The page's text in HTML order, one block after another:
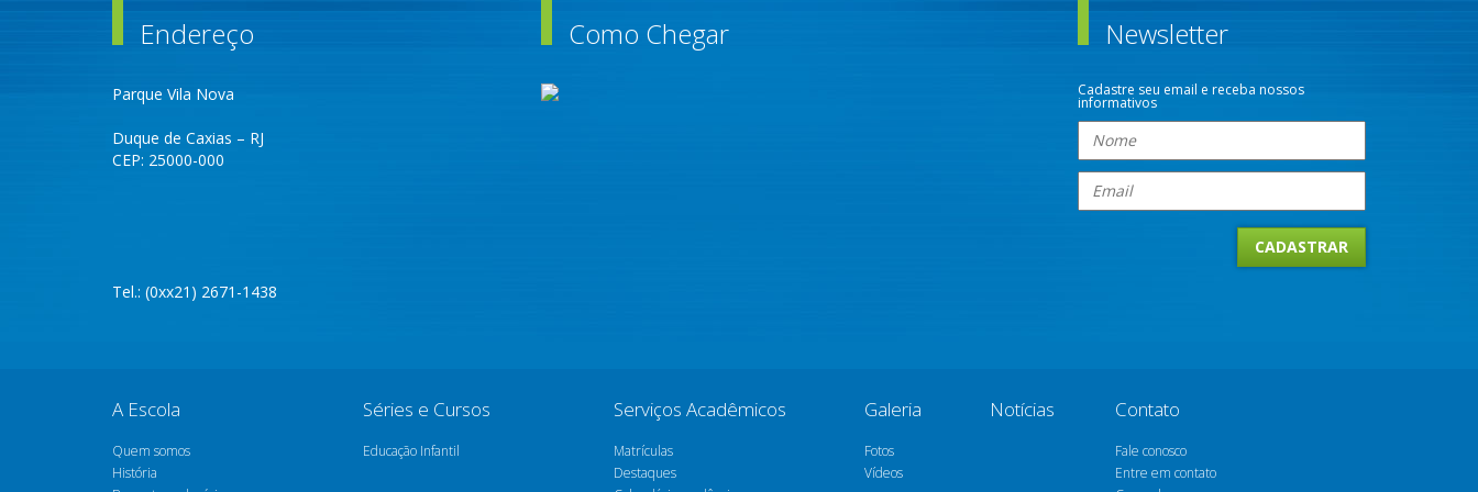
Endereço
Parque Vila Nova
Duque de Caxias – RJ
CEP: 25000-000
Tel.: (0xx21) 2671-1438
Como Chegar Newsletter
Cadastre seu email e receba nossos
informativos
A Escola
Quem somos
História
Séries e Cursos
Educação Infantil
Serviços Acadêmicos
Matrículas
Destaques
Galeria
Fotos
Vídeos
Notícias Contato
Fale conosco
Entre em contato